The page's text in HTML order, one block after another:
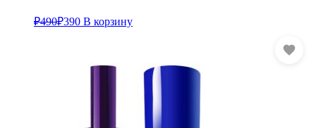
₽490₽390 В корзину